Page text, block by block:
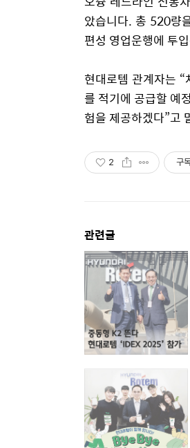
았습니다. 총 520량
편성 영업운행에 투
현대로템 관계자는
를 적기에 공급할 예
험을 제공하겠다”고
2 구
관련글